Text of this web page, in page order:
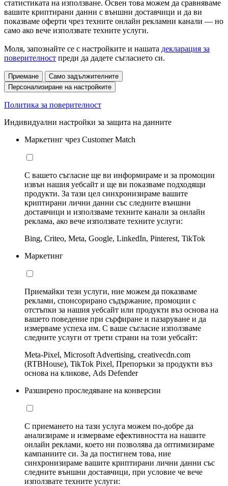
статистиката на използване. Освен това можем да сравняваме
вашите криптирани данни с външни доставчици и да ви
показваме оферти чрез техните онлайн рекламни канали — но
само ако вече използвате техните услуги.
Моля, запознайте се с настройките и нашата декларация за
поверителност преди да дадете съгласието си.
Приемане
Само задължителните
Персонализиране на настройките
Политика за поверителност
Индивидуални настройки за защита на данните
Маркетинг чрез Customer Match
С вашето съгласие ще ви информираме и за промоции
извън нашия уебсайт и ще ви показваме подходящи
продукти. За тази цел синхронизираме вашите
криптирани лични данни със следните външни
доставчици и използваме техните канали за онлайн
реклама, ако вече използвате техните услуги:
Bing, Criteo, Meta, Google, LinkedIn, Pinterest, TikTok
Маркетинг
Приемайки тези услуги, ние можем да показваме
реклами, спонсорирано съдържание, промоции с
отстъпки за нашия уебсайт или продукти въз основа на
вашето поведение при сърфиране и пазаруване и да
измерваме успеха им. С ваше съгласие използваме
следните услуги от трети страни на този уебсайт:
Meta-Pixel, Microsoft Advertising, creativecdn.com
(RTBHouse), TikTok Pixel, Препоръки за продукти въз
основа на кликове, Ads Defender
Разширено проследяване на конверсии
С приемането на тази услуга можем по-добре да
анализираме и измерваме ефективността на нашите
онлайн реклами, което ни позволява да оптимизираме
кампаниите си. За да постигнем това, ние
синхронизираме вашите криптирани лични данни със
следните външни доставчици, при условие че вече
използвате техните услуги: